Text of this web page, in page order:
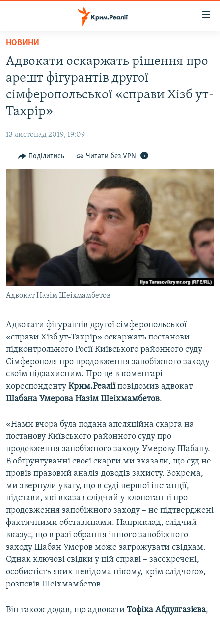
Перейти
основного
матеріалу
Перейти
до
основної
Перейти
пошуку
ВОДА.КРИМ
ВІДЕО ТА ФОТО
ПОЛІТИКА
ІНТЕРВ'Ю
СВІДЧЕННЯ ОКУПАЦІЇ
УКРАЇНСЬКА ПРОБЛЕМА КРИМУ
ІНФОГРАФІКА
ЯК ОБІЙТИ БЛОКУВАННЯ
Русский
Qırımtatar
ДОЛУЧАЙСЯ!
Усі сайти RFE/RL
НОВИНИ
Адвокати оскаржать рішення про
арешт фігурантів другої
сімферопольської «справи Хізб ут-
Тахрір»
13 листопад 2019, 19:09
Поділитись Читати без VPN
Адвокат Назім Шеіхмамбетов
Адвокати фігурантів другої сімферопольської
«справи Хізб ут-Тахрір» оскаржать постанови
підконтрольного Росії Київського районного суду
Сімферополя про продовження запобіжного заходу
своїм підзахисним. Про це в коментарі
кореспонденту Крим.Реаліїповідомив адвокат
Шабана Умерова Назім Шеіхмамбетов.
«Нами вчора була подана апеляційна скарга на
постанову Київського районного суду про
продовження запобіжного заходу Умерову Шабану.
В обґрунтуванні своєї скарги ми вказали, що суд не
провів правовий аналіз доводів захисту. Зокрема,
ми звернули увагу, що в суді першої інстанції,
підстави, які вказав слідчий у клопотанні про
продовження запобіжного заходу – не підтверджені
фактичними обставинами. Наприклад, слідчий
вказує, що в разі обрання іншого запобіжного
заходу Шабан Умеров може загрожувати свідкам.
Однак ключові свідки у цій справі – засекречені,
особистість яких невідома нікому, крім слідчого», –
розповів Шеіхмамбетов.
Він також додав, що адвокати Тофіка Абдулгазієва,